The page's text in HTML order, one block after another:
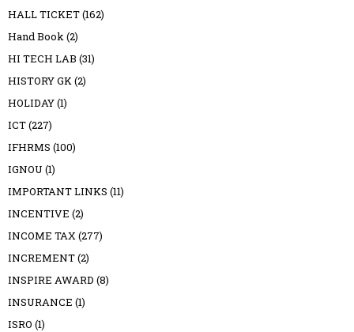
HALL TICKET(162)
Hand Book(2)
HI TECH LAB (31)
HISTORY GK(2)
HOLIDAY(1)
ICT(227)
IFHRMS (100)
IGNOU (1)
IMPORTANT LINKS (11)
INCENTIVE (2)
INCOME TAX(277)
INCREMENT(2)
INSPIRE AWARD (8)
INSURANCE (1)
ISRO (1)